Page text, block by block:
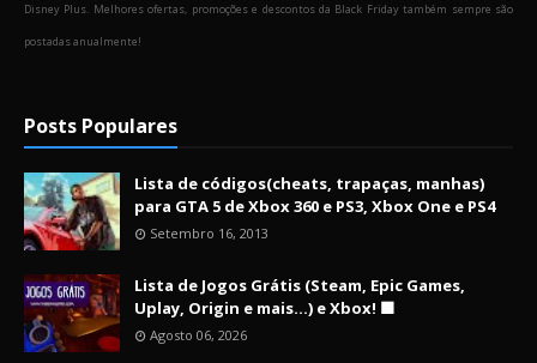
Disney Plus. Melhores ofertas, promoções e descontos da Black Friday também sempre são
postadas anualmente!
Posts Populares
Lista de códigos(cheats, trapaças, manhas)
para GTA 5 de Xbox 360 e PS3, Xbox One e PS4
Setembro 16, 2013
Lista de Jogos Grátis (Steam, Epic Games,
Uplay, Origin e mais...) e Xbox! 🟩
Agosto 06, 2026